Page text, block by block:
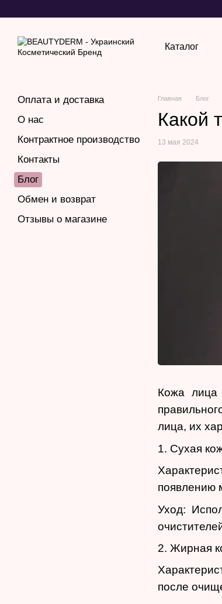
Каталог
Главная Блог
Какой
13 мая 2024
Кожа лица
лица, их
1. Сухая
появлению
Уход:
2. Жирная
после
Оплата и доставка
О нас
Контрактное производство
Контакты
Блог
Обмен и возврат
Отзывы о магазине